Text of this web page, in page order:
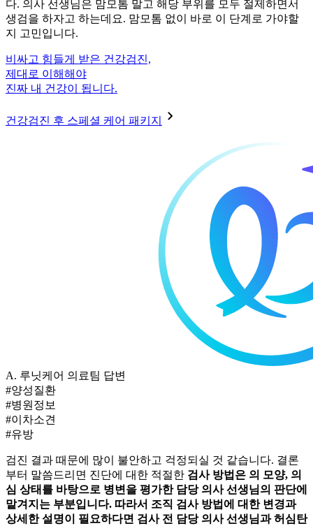
다. 의사 선생님은 맘모톰 말고 해당 부위를 모두 절제하면서
생검을 하자고 하는데요. 맘모톰 없이 바로 이 단계로 가야할
지 고민입니다.
비싸고 힘들게 받은 건강검진,
제대로 이해해야
진짜 내 건강이 됩니다.
건강검진 후 스페셜 케어 패키지
A. 루닛케어 의료팀 답변
#양성질환
#병원정보
#이차소견
#유방
검진 결과 때문에 많이 불안하고 걱정되실 것 같습니다. 결론
부터 말씀드리면 진단에 대한 적절한 검사 방법은 의 모양, 의
심 상태를 바탕으로 병변을 평가한 담당 의사 선생님의 판단에
맡겨지는 부분입니다. 따라서 조직 검사 방법에 대한 변경과
상세한 설명이 필요하다면 검사 전 담당 의사 선생님과 허심탄